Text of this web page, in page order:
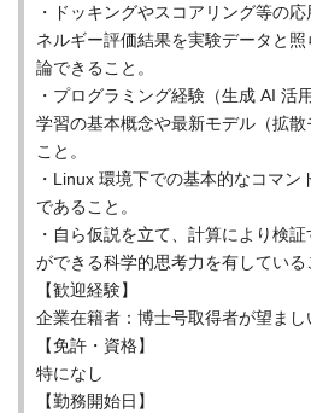
・ドッキングやスコアリング等の
ネルギー評価結果を実験データと
論できること。
・プログラミング経験（生成 AI 活
学習の基本概念や最新モデル（拡
こと。
・Linux 環境下での基本的なコマ
であること。
・自ら仮説を立て、計算により検
ができる科学的思考力を有している
【歓迎経験】
企業在籍者：博士号取得者が望まし
【免許・資格】
特になし
【勤務開始日】